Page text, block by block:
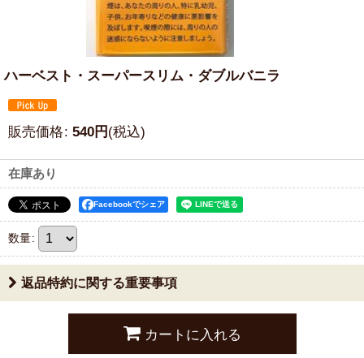
ハーベスト・スーパースリム・ダブルバニラ
販売価格: 540円 (税込)
在庫あり
Facebookでシェア
数量:
返品特約に関する重要事項
カートに入れる